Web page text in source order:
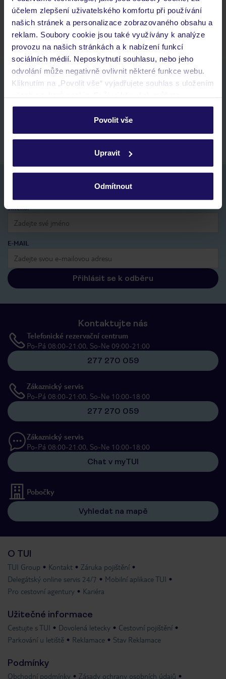
účelem zlepšení uživatelského komfortu při používání
našich stránek a personalizace zobrazovaného obsahu a
reklam. Soubory cookie jsou také využívány k analýze
provozu na našich stránkách a k nabízení funkcí
sociálních médií. Neposkytnutí souhlasu, nebo jeho
odvolání může negativně ovlivnit některé funkce webu.
Kliknutím na „Povolit vše“ vyjadřujete souhlas s uložením
personalizovat v sekci „Personalizace“.
Podrobné informace o souborech cookie naleznete v
ochrany osobních údajů.
Povolit vše
Upravit
Odmítnout
Zobrazit další
Stáhněte si bezplatnou aplikaci TUI
rychlé vyhledávání a prohlížení nabídek
kontakt s TUI a všechny informace o tvé rezervaci v myTUI
Nezapomeňte se podívat do vaší e-mailové
Jméno:
E-MAIL
Přihlásit se k odběru
Kontaktujte nás
Telefonické rezervační centrum
Po-Pá 08:00-21:00, So-Ne 09:00-21:00
277 270 059
Zákaznický servis
Po-Pá 08:00-21:00, So-Ne 10:00-18:00
277 270 059
Zákaznický servis
Po-Pá 08:00-21:00, So-Ne 10:00-18:00
Chat v myTUI
Pobočky
Vyhledat na mapě
O TUI
TUI Group Kontakt
Záruka pojištění
Delegátský online servis 24/7
Mobilní aplikace TUI
Pro cestovní agentury
Kariéra
Užitečné informace
Cestujte s TUI Dovolená letecky
Cestovní pojištění
Parkování u letiště
Reklamace Stav Reklamace
Podmínky
Obchodní podmínky Zásady ochrany osobních údajů